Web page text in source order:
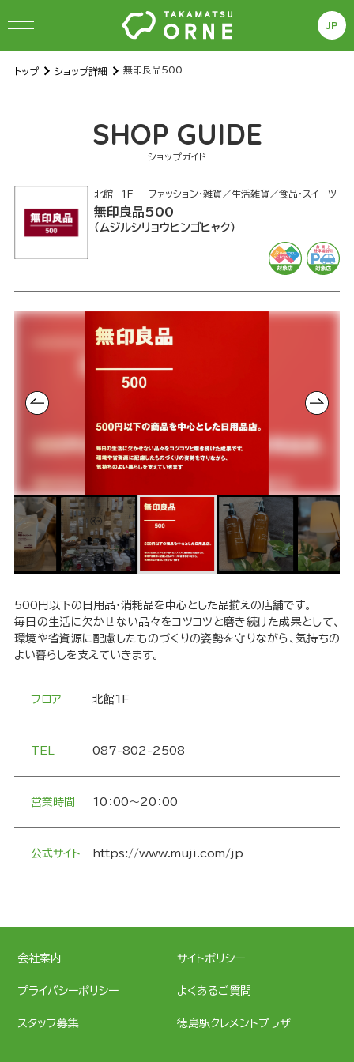
JP
トップ ショップ詳細 無印良品500
SHOP GUIDE
ショップガイド
北館 1F ファッション・雑貨／生活雑貨／食品・スイーツ
無印良品500
ムジルシリョウヒンゴヒャク
500円以下の日用品・消耗品を中心とした品揃えの店舗です。
毎日の生活に欠かせない品々をコツコツと磨き続けた成果として、
環境や省資源に配慮したものづくりの姿勢を守りながら、気持ちの
よい暮らしを支えていきます。
フロア 北館1F
TEL 087-802-2508
営業時間 10：00～20：00
公式サイト https://www.muji.com/jp
会社案内 サイトポリシー
プライバシーポリシー よくあるご質問
スタッフ募集 徳島駅クレメントプラザ